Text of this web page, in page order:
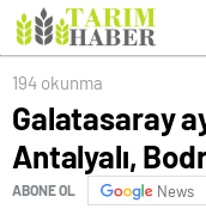
194 okunma
Galatasaray
Antalyalı,
ABONE OL News